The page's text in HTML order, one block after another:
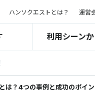
ハンソクエストとは？ 運営
利用シーン
は？4つの事例と成功のポイ